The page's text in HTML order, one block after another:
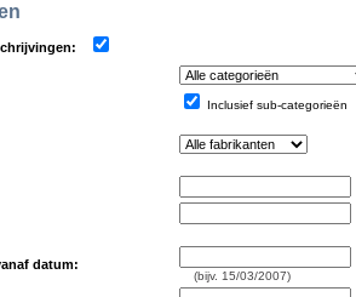
Inclusief sub-categorieën
datum:
(bijv. 15/03/2007)